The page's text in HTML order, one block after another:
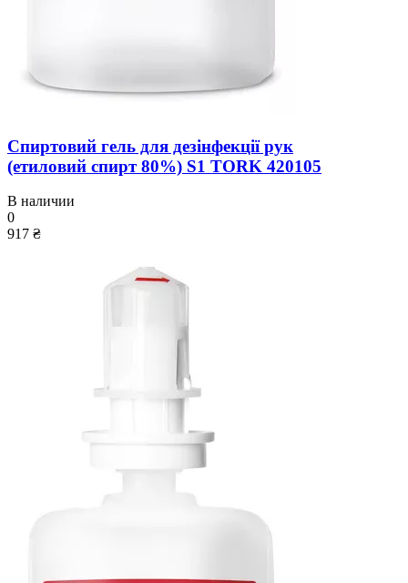
Спиртовий гель для дезінфекції рук
(етиловий спирт 80%) S1 TORK 420105
В наличии
0
917 ₴